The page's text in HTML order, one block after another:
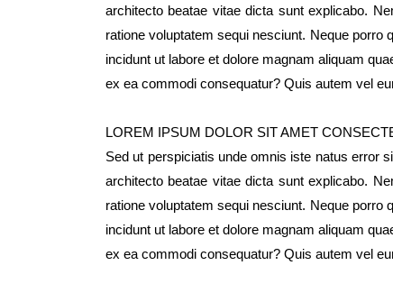
architecto beatae vitae dicta sunt explicabo.
ratione voluptatem sequi nesciunt. Neque
incidunt ut labore et dolore magnam aliquam
ex ea commodi consequatur? Quis autem vel
LOREM IPSUM DOLOR SIT AMET
Sed ut perspiciatis unde omnis iste natus error
architecto beatae vitae dicta sunt explicabo.
ratione voluptatem sequi nesciunt. Neque
incidunt ut labore et dolore magnam aliquam
ex ea commodi consequatur? Quis autem vel